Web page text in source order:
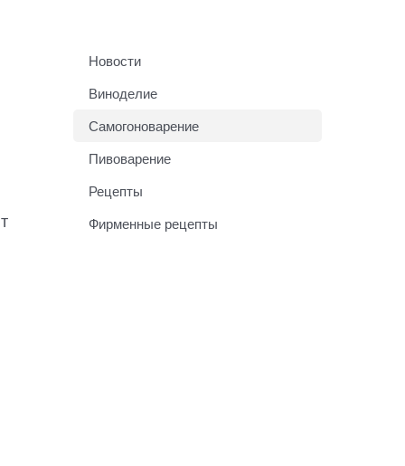
Новости
Виноделие
Самогоноварение
Пивоварение
Рецепты
Фирменные рецепты